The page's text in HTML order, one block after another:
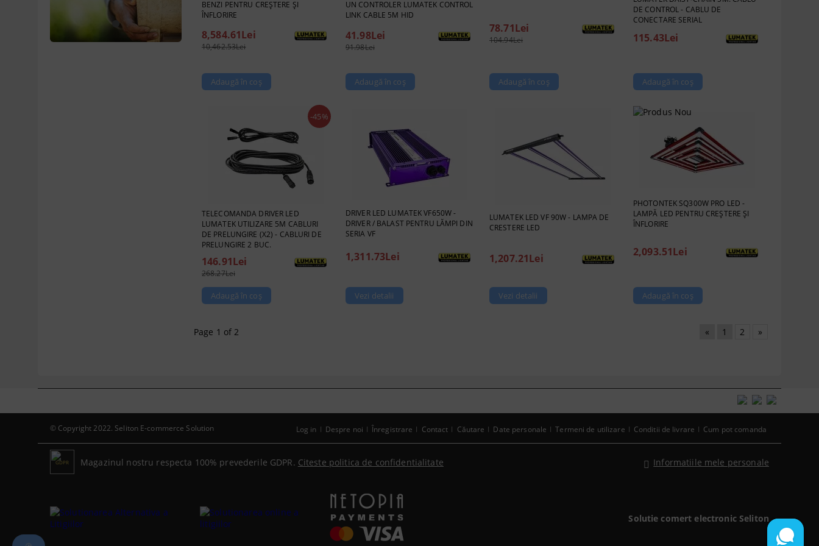
BENZI PENTRU CREȘTERE ȘI
ÎNFLORIRE
8,584.61Lei
10,462.53Lei
UN CONTROLER LUMATEK CONTROL
LINK CABLE 5M HID
41.98Lei
91.98Lei
78.71Lei
104.94Lei
DE CONTROL - CABLU DE
CONECTARE SERIAL
115.43Lei
TELECOMANDA DRIVER LED
LUMATEK UTILIZARE 5M CABLURI
DE PRELUNGIRE (X2) - CABLURI DE
PRELUNGIRE 2 BUC.
-45%
146.91Lei
268.27Lei
DRIVER LED LUMATEK VF650W -
DRIVER / BALAST PENTRU LĂMPI DIN
SERIA VF
1,311.73Lei
Vezi detalii
LUMATEK LED VF 90W - LAMPA DE
CRESTERE LED
1,207.21Lei
Vezi detalii
PHOTONTEK SQ300W PRO LED -
LAMPĂ LED PENTRU CREȘTERE ȘI
ÎNFLORIRE
2,093.51Lei
Page 1 of 2 « 1 2 »
© Copyright 2022. Seliton E-commerce Solution Log in Despre noi Înregistrare Contact Căutare Date personale Termeni de utilizare Conditii de livrare Cum pot comanda
GDPR Magazinul nostru respecta 100% prevederile GDPR. Citeste politica de confidentialitate Informatiile mele personale
Solutie comert electronic Seliton